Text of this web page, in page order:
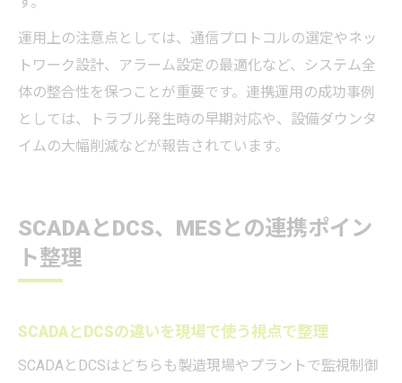
運用上の注意点としては、通信プロトコルの選定やネッ
トワーク設計、アラーム設定の最適化など、システム全
体の整合性を保つことが重要です。連携運用の成功事例
としては、トラブル発生時の早期対応や、設備ダウンタ
イムの大幅削減などが報告されています。
SCADAとDCS、MESとの連携ポイン
ト整理
SCADAとDCSの違いを現場で使う視点で整理
SCADAとDCSはどちらも製造現場やプラントで監視制御